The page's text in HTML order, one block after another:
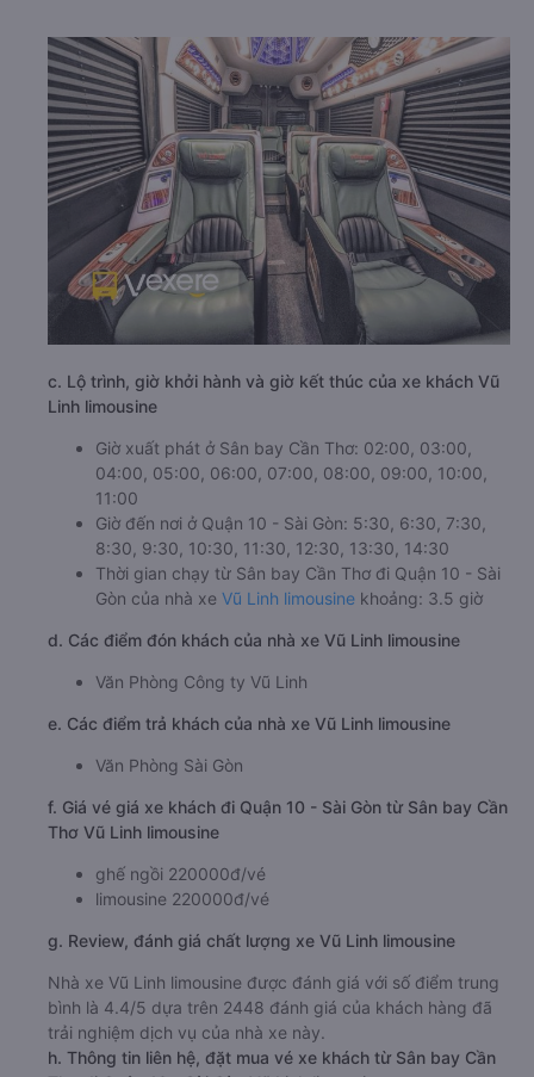
c. Lộ trình, giờ khởi hành và giờ kết thúc của xe khách Vũ
Linh limousine
Giờ xuất phát ở Sân bay Cần Thơ: 02:00, 03:00,
04:00, 05:00, 06:00, 07:00, 08:00, 09:00, 10:00,
11:00
Giờ đến nơi ở Quận 10 - Sài Gòn: 5:30, 6:30, 7:30,
8:30, 9:30, 10:30, 11:30, 12:30, 13:30, 14:30
Thời gian chạy từ Sân bay Cần Thơ đi Quận 10 - Sài
Gòn của nhà xe Vũ Linh limousine khoảng: 3.5 giờ
d. Các điểm đón khách của nhà xe Vũ Linh limousine
Văn Phòng Công ty Vũ Linh
e. Các điểm trả khách của nhà xe Vũ Linh limousine
Văn Phòng Sài Gòn
f. Giá vé giá xe khách đi Quận 10 - Sài Gòn từ Sân bay Cần
Thơ Vũ Linh limousine
ghế ngồi 220000đ/vé
limousine 220000đ/vé
g. Review, đánh giá chất lượng xe Vũ Linh limousine
Nhà xe Vũ Linh limousine được đánh giá với số điểm trung
bình là 4.4/5 dựa trên 2448 đánh giá của khách hàng đã
trải nghiệm dịch vụ của nhà xe này.
h. Thông tin liên hệ, đặt mua vé xe khách từ Sân bay Cần